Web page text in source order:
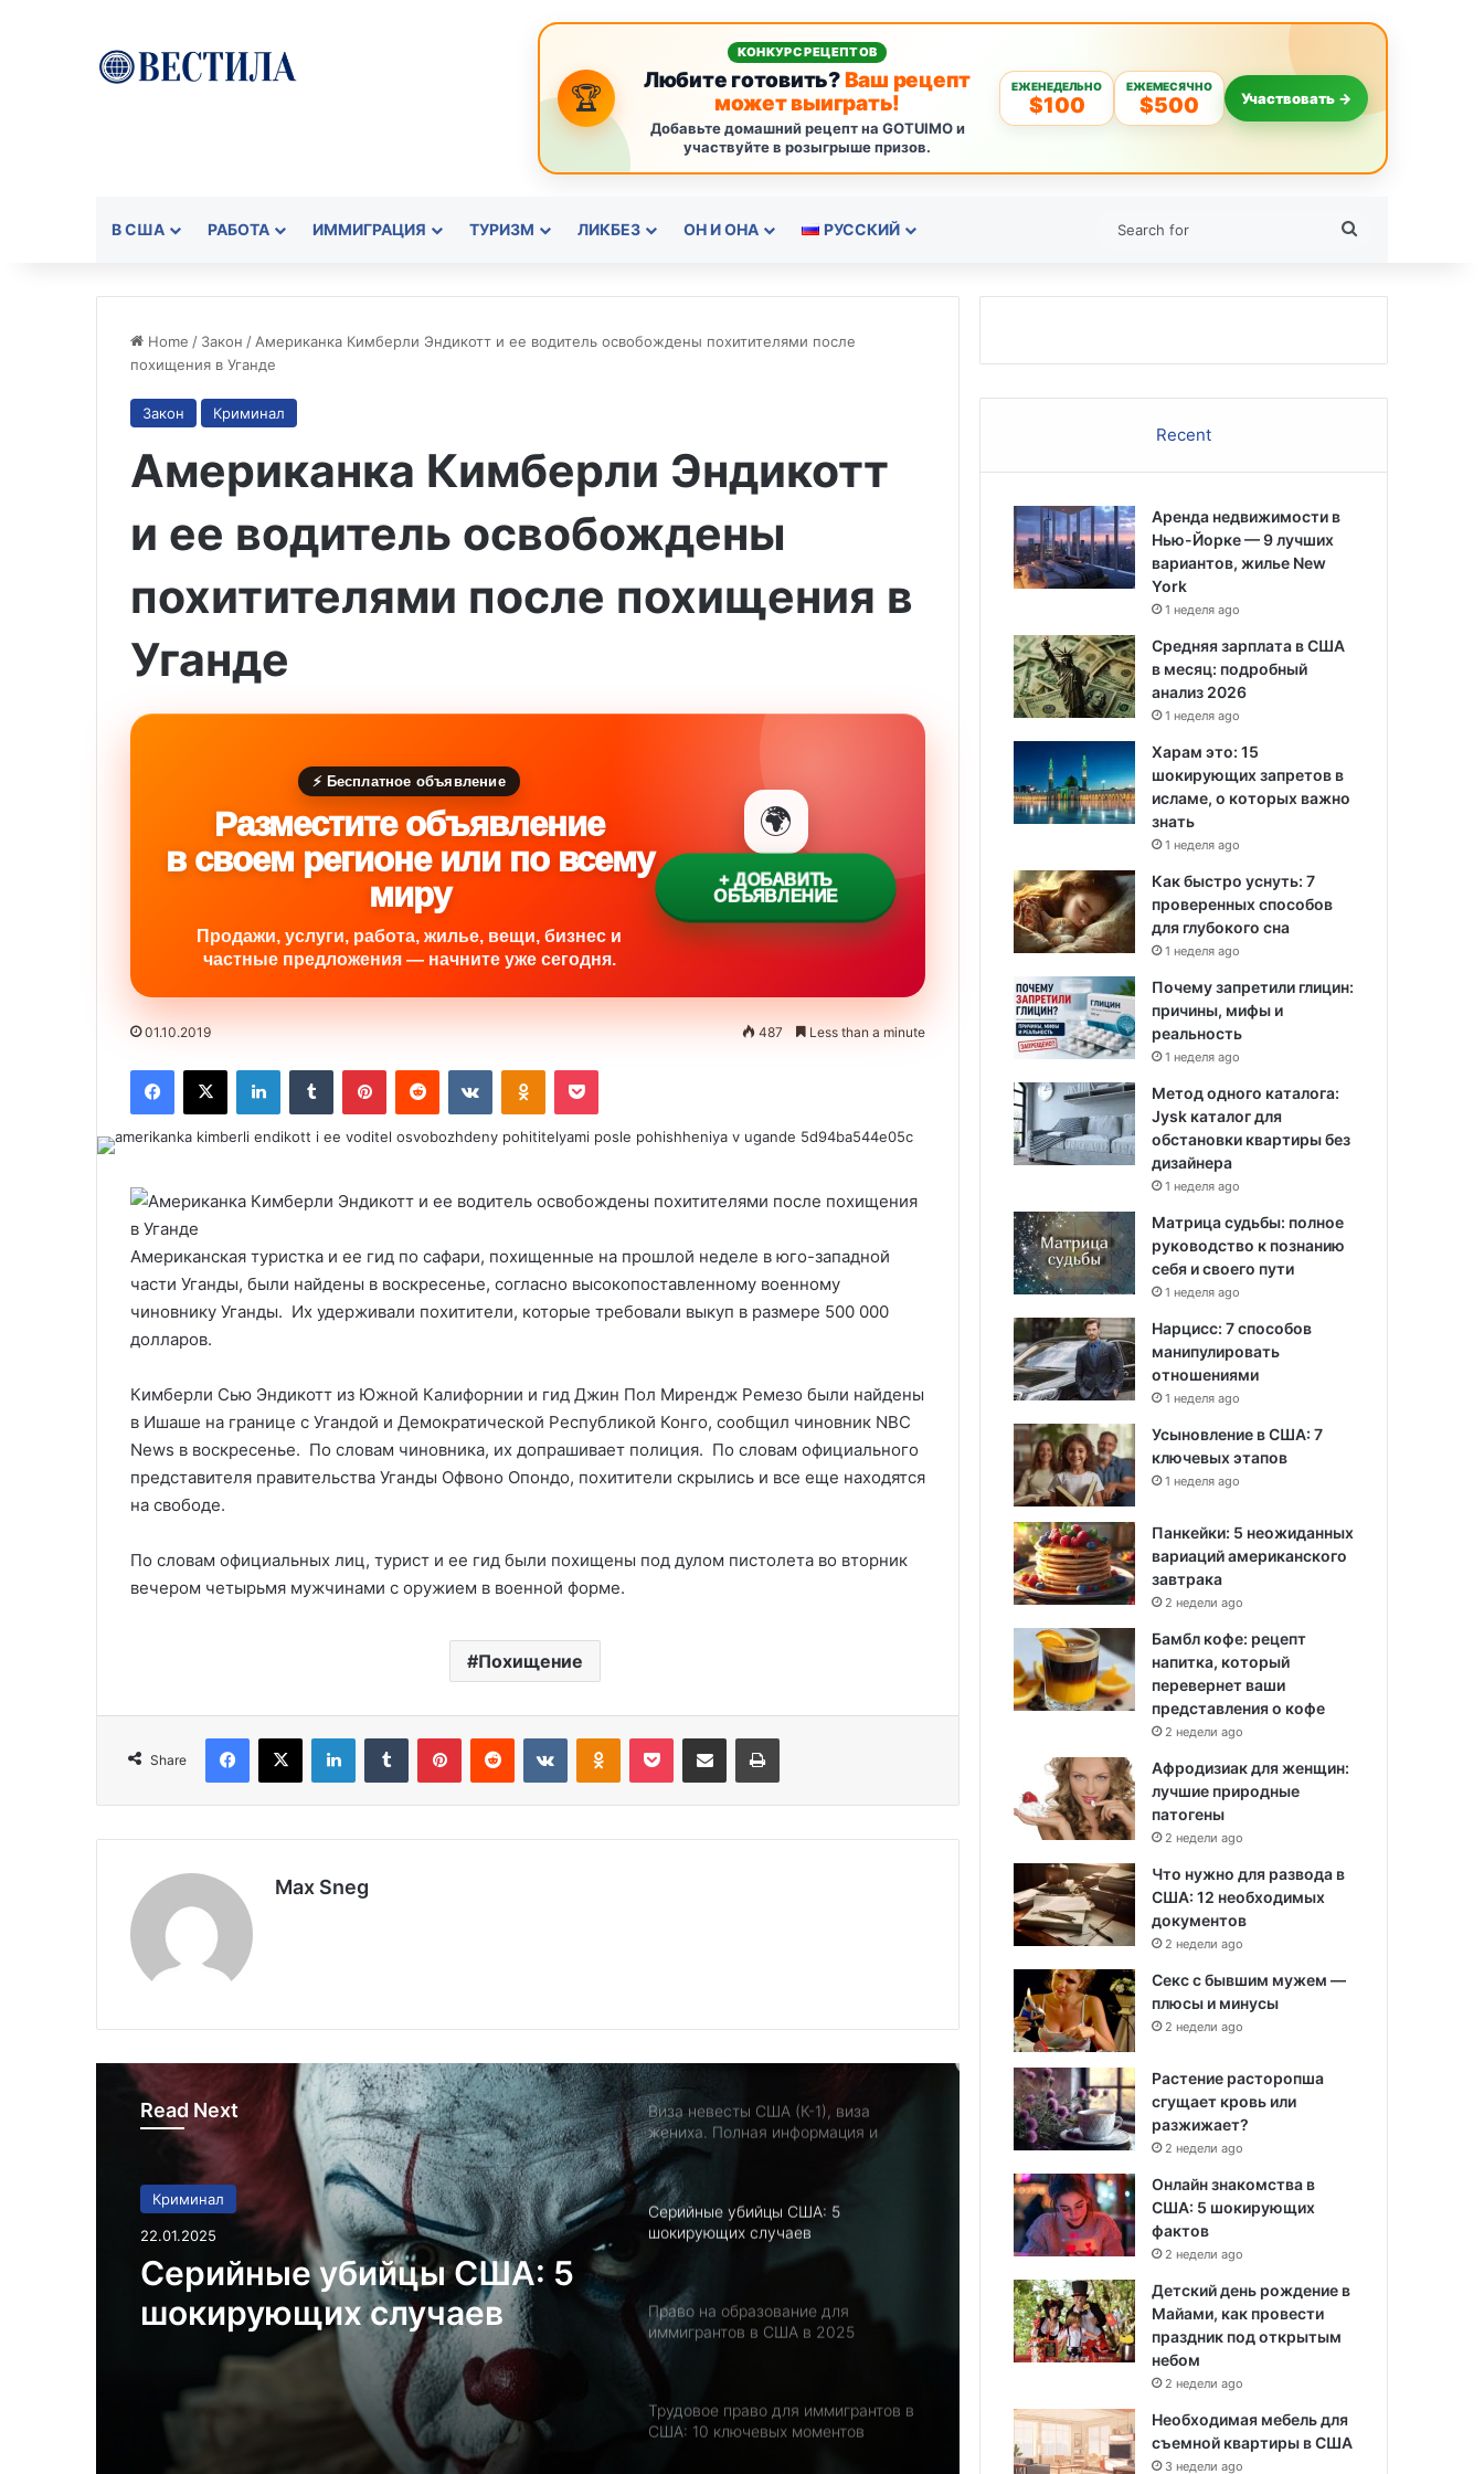
🏆
КОНКУРС РЕЦЕПТОВ
Любите готовить?Ваш рецепт
может выиграть!
Добавьте домашний рецепт на GOTUIMO и
участвуйте в розыгрыше призов.
ЕЖЕНЕДЕЛЬНО
$100
ЕЖЕМЕСЯЧНО
$500 Участвовать →
В США РАБОТА ИММИГРАЦИЯ ТУРИЗМ ЛИКБЕЗ ОН И ОНА РУССКИЙ
Home / Закон / Американка Кимберли Эндикотт и ее водитель освобождены похитителями после
похищения в Уганде
Закон Криминал
Американка Кимберли Эндикотт
и ее водитель освобождены
похитителями после похищения в
Уганде
⚡ Бесплатное объявление
Разместите объявление
в своем регионе или по всему
миру
Продажи, услуги, работа, жилье, вещи, бизнес и
частные предложения — начните уже сегодня.
🌍
+ ДОБАВИТЬ
ОБЪЯВЛЕНИЕ
01.10.2019 487 Less than a minute
Американская туристка и ее гид по сафари, похищенные на прошлой неделе в юго-западной
части Уганды, были найдены в воскресенье, согласно высокопоставленному военному
чиновнику Уганды. Их удерживали похитители, которые требовали выкуп в размере 500 000
долларов.
Кимберли Сью Эндикотт из Южной Калифорнии и гид Джин Пол Мирендж Ремезо были найдены
в Ишаше на границе с Угандой и Демократической Республикой Конго, сообщил чиновник NBC
News в воскресенье. По словам чиновника, их допрашивает полиция. По словам официального
представителя правительства Уганды Офвоно Опондо, похитители скрылись и все еще находятся
на свободе.
По словам официальных лиц, турист и ее гид были похищены под дулом пистолета во вторник
вечером четырьмя мужчинами с оружием в военной форме.
Похищение
Share
Max Sneg
Read Next
Криминал
22.01.2025
Серийные убийцы США: 5
шокирующих случаев
важных шагов защиты
3 права иммигрантов при
Флорида. Адвокат Евгения
Виза невесты США (К-1), виза
жениха. Полная информация и
советы иммиграционного адвоката
Серийные убийцы США: 5
шокирующих случаев
Право на образование для
иммигрантов в США в 2025
Трудовое право для иммигрантов в
США: 10 ключевых моментов
Recent
Аренда недвижимости в
Нью-Йорке — 9 лучших
вариантов, жилье New
York
1 неделя ago
Средняя зарплата в США
в месяц: подробный
анализ 2026
1 неделя ago
Харам это: 15
шокирующих запретов в
исламе, о которых важно
знать
1 неделя ago
Как быстро уснуть: 7
проверенных способов
для глубокого сна
1 неделя ago
Почему запретили глицин:
причины, мифы и
реальность
1 неделя ago
Метод одного каталога:
Jysk каталог для
обстановки квартиры без
дизайнера
1 неделя ago
Матрица судьбы: полное
руководство к познанию
себя и своего пути
1 неделя ago
Нарцисс: 7 способов
манипулировать
отношениями
1 неделя ago
Усыновление в США: 7
ключевых этапов
1 неделя ago
Панкейки: 5 неожиданных
вариаций американского
завтрака
2 недели ago
Бамбл кофе: рецепт
напитка, который
перевернет ваши
представления о кофе
2 недели ago
Афродизиак для женщин:
лучшие природные
патогены
2 недели ago
Что нужно для развода в
США: 12 необходимых
документов
2 недели ago
Секс с бывшим мужем —
плюсы и минусы
2 недели ago
Растение расторопша
сгущает кровь или
разжижает?
2 недели ago
Онлайн знакомства в
США: 5 шокирующих
фактов
2 недели ago
Детский день рождение в
Майами, как провести
праздник под открытым
небом
2 недели ago
Необходимая мебель для
съемной квартиры в США
3 недели ago